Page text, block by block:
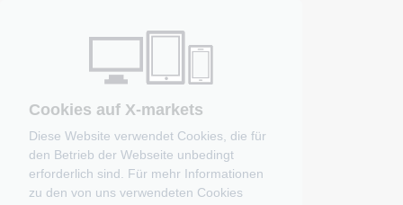
Cookies auf X-markets
Diese Website verwendet Cookies, die für
den Betrieb der Webseite unbedingt
erforderlich sind. Für mehr Informationen
zu den von uns verwendeten Cookies